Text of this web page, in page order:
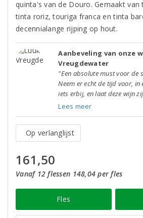
quinta's van de Douro. Gemaakt van
tinta roriz, touriga franca en tinta
decennialange rijping op hout.
Aanbeveling van onze
Vreugdewater
"Een absolute must voor de
Neem er echt de tijd voor, in
iets erbij, en laat deze wijn
Lees meer
Op verlanglijst
161,50
Vanaf 12 flessen 148,04 per fles
Fles